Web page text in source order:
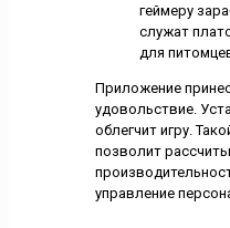
геймеру
служат
для
Приложение
удовольствие.
облегчит игру.
позволит
управление